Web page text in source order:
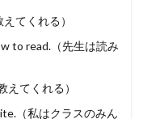
えてくれる）
to read.（先生は読み
えてくれる）
（私はクラスのみん